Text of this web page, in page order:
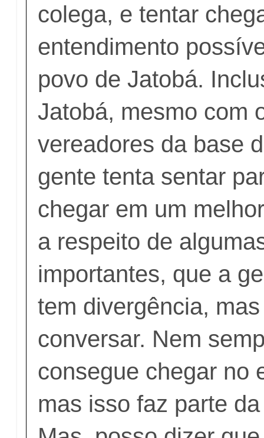
colega, e tentar
entendimento
povo de Jatobá.
Jatobá, mesmo com
vereadores da base
gente tenta sentar
chegar em um
a respeito de
importantes, que a
tem divergência,
conversar. Nem
consegue chegar no
mas isso faz parte